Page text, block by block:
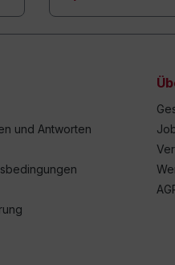
und Antworten